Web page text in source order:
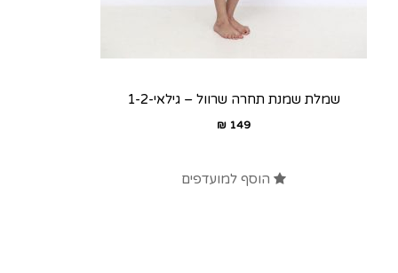
שמלת שמנת תחרה שרוול – גילאי-1-2
149
₪
הוסף למועדפים